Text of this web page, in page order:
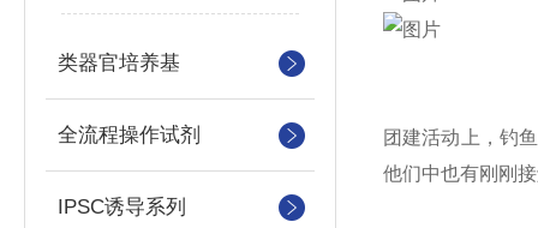
类器官培养基
全流程操作试剂
IPSC诱导系列
团建活动上，钓
他们中也有刚刚